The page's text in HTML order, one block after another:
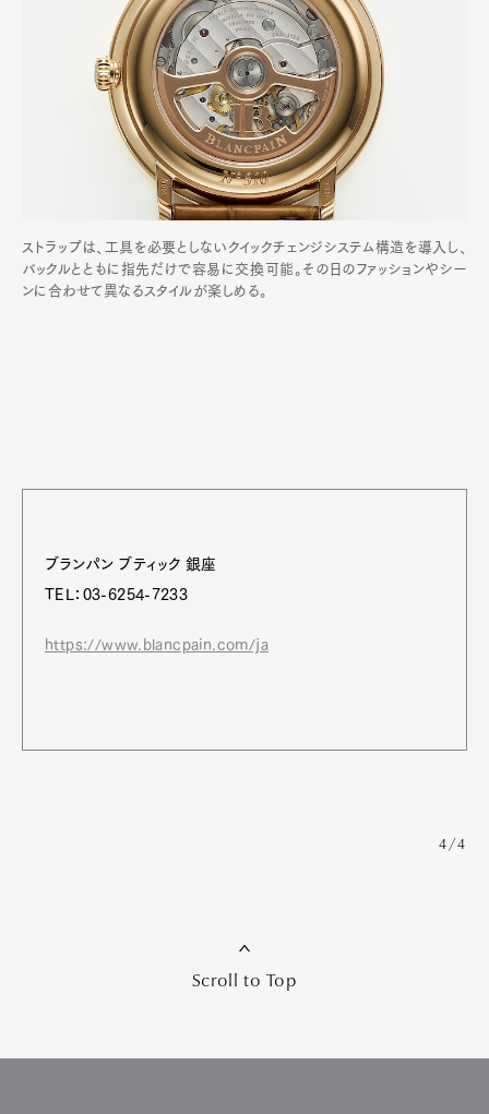
ストラップは、工具を必要としないクイックチェンジシステム構造を導入し、
バックルとともに指先だけで容易に交換可能。その日のファッションやシー
ンに合わせて異なるスタイルが楽しめる。
ブランパン ブティック 銀座
TEL：03-6254-7233
https://www.blancpain.com/ja
4/4
Scroll to Top